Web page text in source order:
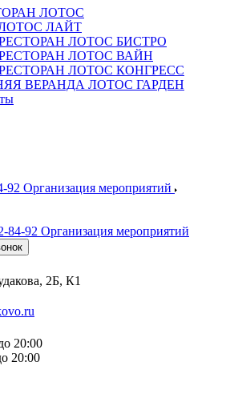
ЛОТОС
ЛАЙТ
ЛОТОС БИСТРО
ЛОТОС ВАЙН
ЛОТОС КОНГРЕСС
ВЕРАНДА ЛОТОС ГАРДЕН
92 Организация мероприятий
84-92 Организация мероприятий
2Б, К1
20:00
20:00